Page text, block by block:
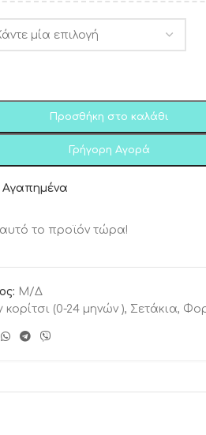
Προσθήκη στο καλάθι
Γρήγορη Αγορά
το προϊόν τώρα!
Μ/Δ
κορίτσι (0-24 μηνών ), Σετάκια,